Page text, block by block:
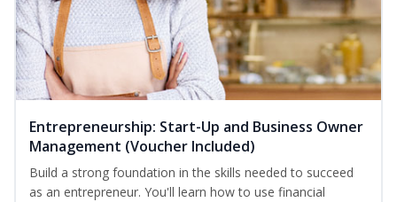
Entrepreneurship: Start-Up and Business Owner
Management (Voucher Included)
Build a strong foundation in the skills needed to succeed
as an entrepreneur. You'll learn how to use financial